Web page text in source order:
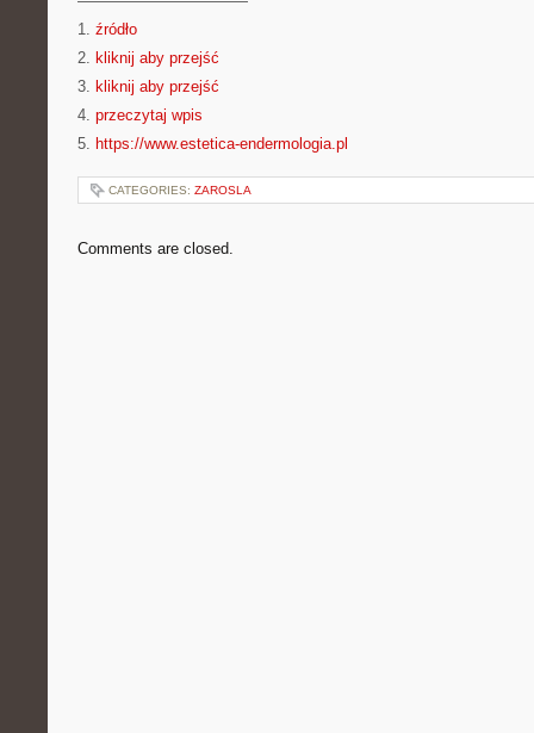
1. źródło
2. kliknij aby przejść
3. kliknij aby przejść
4. przeczytaj wpis
5. https://www.estetica-endermologia.pl
CATEGORIES: ZAROSLA
Comments are closed.